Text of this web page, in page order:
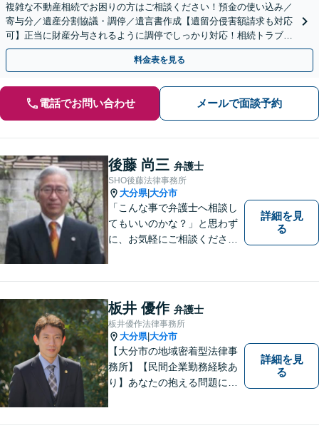
複雑な不動産相続でお困りの方はご相談ください！預金の使い込み／
寄与分／遺産分割協議・調停／遺言書作成【遺留分侵害額請求も対応
可】正当に財産分与されるように調停でしっかり対応！相続トラブル
の精神的負担も軽減します。
料金表を見る
電話でお問い合わせ メールで面談予約
後藤 尚三 弁護士
SHO後藤法律事務所
大分県|大分市
「こんな事で弁護士へ相談し
てもいいのかな？」と思わず
に、お気軽にご相談くださ
詳細を見
る
板井 優作 弁護士
板井優作法律事務所
大分県|大分市
【大分市の地域密着型法律事
務所】【民間企業勤務経験あ
り】あなたの抱える問題に、
指しましょう。個人・法人と
詳細を見
る